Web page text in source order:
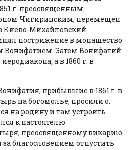
г. преосвященным
Чигиринским, перемещен
Киево-Михайловский
пострижение в монашество
Вонифатием. Затем Вонифатий
а в 1860 г. в
прибывшие в 1861 г. в
на богомолье, просили о.
на родину и там устроить
к настоятелю
преосвященному викарию
благословением отпустить